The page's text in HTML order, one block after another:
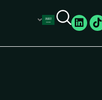
Tiktok
Linkedin